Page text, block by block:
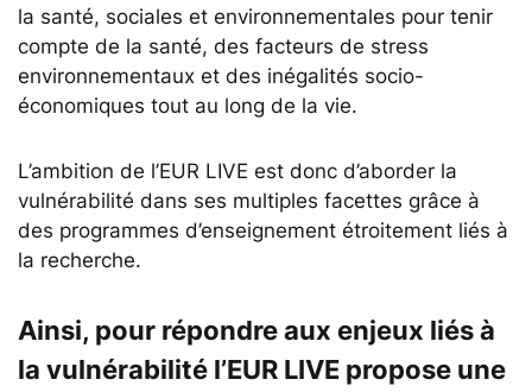
la santé, sociales et environnementales pour tenir
compte de la santé, des facteurs de stress
environnementaux et des inégalités socio-
économiques tout au long de la vie.
L’ambition de l’EUR LIVE est donc d’aborder la
vulnérabilité dans ses multiples facettes grâce à
des programmes d’enseignement étroitement liés à
la recherche.
Ainsi, pour répondre aux enjeux liés à
la vulnérabilité l’EUR LIVE propose une